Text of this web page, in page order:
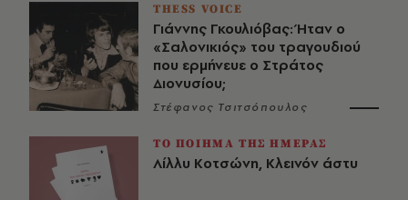
THESS VOICE
Γιάννης Γκουλιόβας: Ήταν ο
«Σαλονικιός» του τραγουδιού
που ερμήνευε ο Στράτος
Διονυσίου;
Στέφανος Τσιτσόπουλος
ΤΟ ΠΟΙΗΜΑ ΤΗΣ ΗΜΕΡΑΣ
Λίλλυ Κοτσώνη, Κλεινόν άστυ